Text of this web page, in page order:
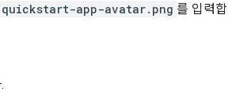
app-avatar.png 를 입력합